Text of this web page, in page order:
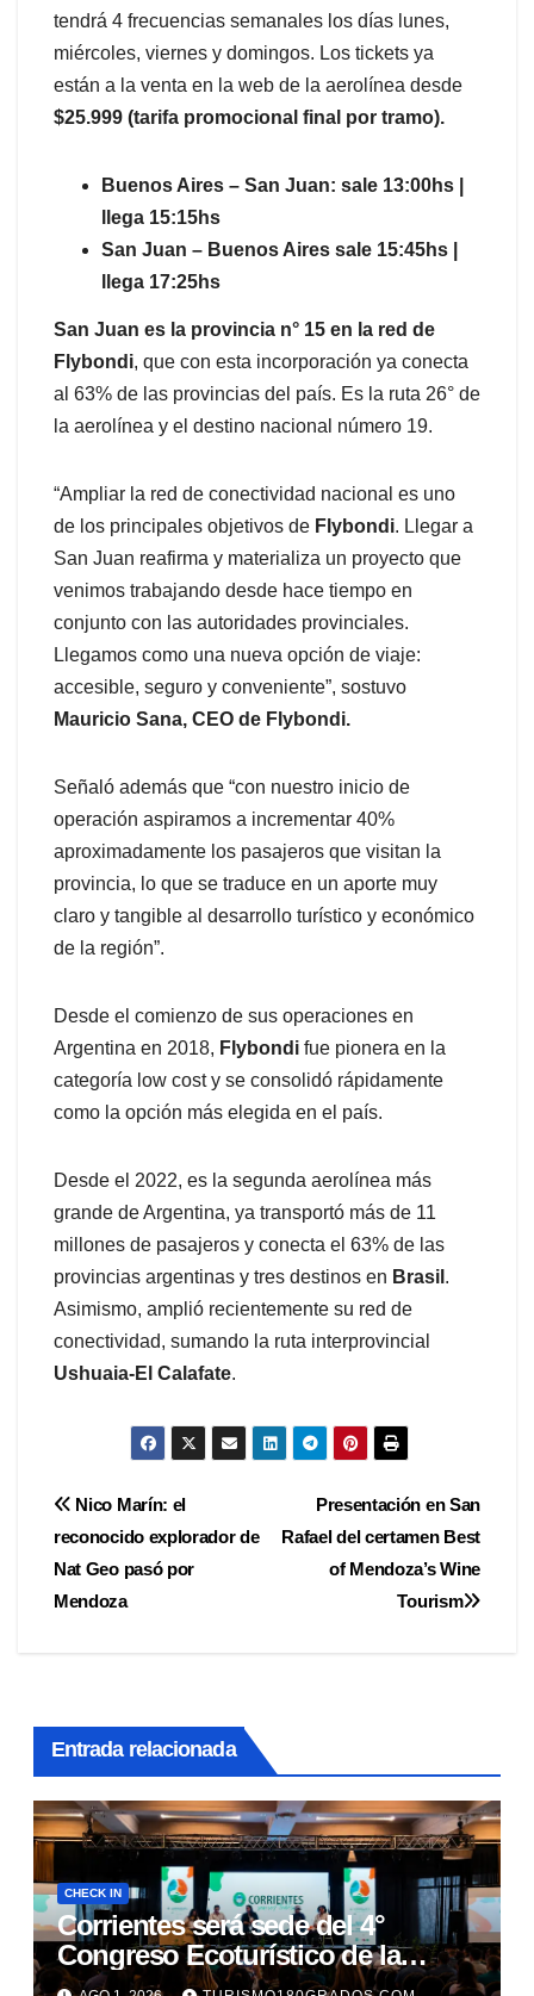
tendrá 4 frecuencias semanales los días lunes,
miércoles, viernes y domingos. Los tickets ya
están a la venta en la web de la aerolínea desde
$25.999 (tarifa promocional final por tramo).
Buenos Aires – San Juan: sale 13:00hs |
llega 15:15hs
San Juan – Buenos Aires sale 15:45hs |
llega 17:25hs
San Juan es la provincia n° 15 en la red de
Flybondi, que con esta incorporación ya conecta
al 63% de las provincias del país. Es la ruta 26° de
la aerolínea y el destino nacional número 19.
“Ampliar la red de conectividad nacional es uno
de los principales objetivos de Flybondi. Llegar a
San Juan reafirma y materializa un proyecto que
venimos trabajando desde hace tiempo en
conjunto con las autoridades provinciales.
Llegamos como una nueva opción de viaje:
accesible, seguro y conveniente”, sostuvo
Mauricio Sana, CEO de Flybondi.
Señaló además que “con nuestro inicio de
operación aspiramos a incrementar 40%
aproximadamente los pasajeros que visitan la
provincia, lo que se traduce en un aporte muy
claro y tangible al desarrollo turístico y económico
de la región”.
Desde el comienzo de sus operaciones en
Argentina en 2018, Flybondi fue pionera en la
categoría low cost y se consolidó rápidamente
como la opción más elegida en el país.
Desde el 2022, es la segunda aerolínea más
grande de Argentina, ya transportó más de 11
millones de pasajeros y conecta el 63% de las
provincias argentinas y tres destinos en Brasil .
Asimismo, amplió recientemente su red de
conectividad, sumando la ruta interprovincial
Ushuaia-El Calafate.
Navegación
de
entradas
Presentación en San
Rafael del certamen Best
of Mendoza’s Wine
Tourism
Nico Marín: el
reconocido explorador de
Nat Geo pasó por
Mendoza
Entrada relacionada
CHECK IN
Corrientes será sede del 4°
Congreso Ecoturístico de la
Región Litoral